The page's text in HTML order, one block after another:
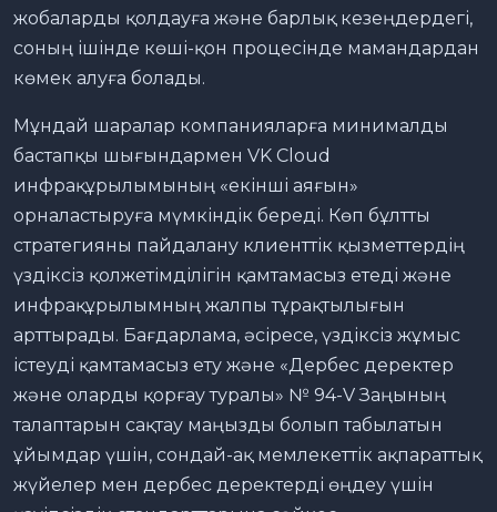
жобаларды қолдауға және барлық кезеңдердегі,
соның ішінде көші-қон процесінде мамандардан
көмек алуға болады.
Мұндай шаралар компанияларға минималды
бастапқы шығындармен VK Cloud
инфрақұрылымының «екінші аяғын»
орналастыруға мүмкіндік береді. Көп бұлтты
стратегияны пайдалану клиенттік қызметтердің
үздіксіз қолжетімділігін қамтамасыз етеді және
инфрақұрылымның жалпы тұрақтылығын
арттырады. Бағдарлама, әсіресе, үздіксіз жұмыс
істеуді қамтамасыз ету және «Дербес деректер
және оларды қорғау туралы» № 94-V Заңының
талаптарын сақтау маңызды болып табылатын
ұйымдар үшін, сондай-ақ мемлекеттік ақпараттық
жүйелер мен дербес деректерді өңдеу үшін